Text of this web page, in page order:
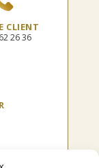
CLIENT
26 36